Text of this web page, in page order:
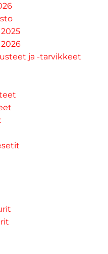
ja -tarvikkeet